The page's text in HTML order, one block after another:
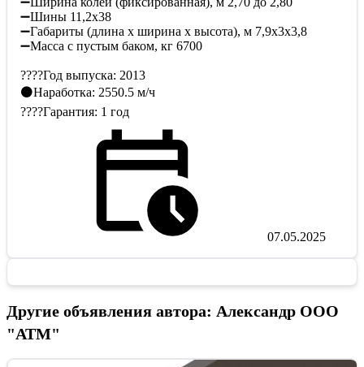
➖Шины 11,2х38
➖Габариты (длина х ширина х высота), м 7,9х3х3,8
➖Масса с пустым баком, кг 6700
????Год выпуска: 2013
⚫️Наработка: 2550.5 м/ч
????Гарантия: 1 год
07.05.2025
Другие объявления автора: Александр ООО
"АТМ"